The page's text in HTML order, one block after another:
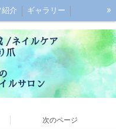
紹介 ギャラリー
最強のネイルケアとは？
問い合わせ お客様の声
»
/ネイルケア
爪
ルサロン
次のページ